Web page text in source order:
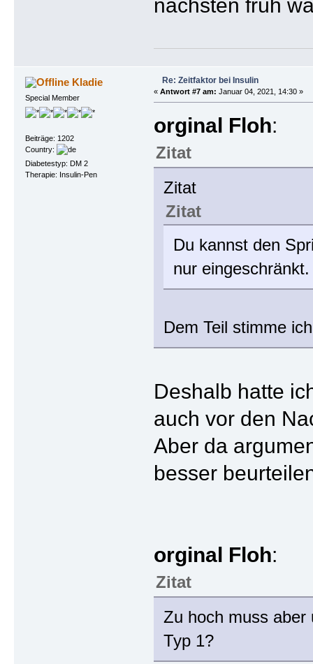
nächsten früh
Kladie
Special Member
Beiträge: 1202
Country:
Diabetestyp: DM 2
Therapie: Insulin-Pen
Re: Zeitfaktor bei Insulin
« Antwort #7 am: Januar 04, 2021, 14:30 »
orginal Floh:
Zitat
Zitat
Zitat
Du kannst den
nur eingeschränkt.
Dem Teil stimme
Deshalb hatte
auch vor den
Aber da
besser
orginal Floh:
Zitat
Zu hoch muss aber
Typ 1?